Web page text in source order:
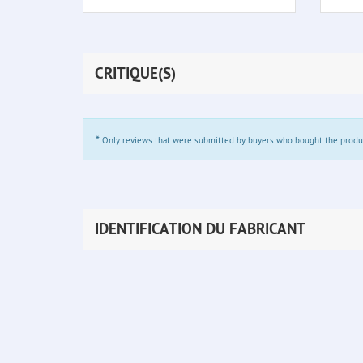
CRITIQUE(S)
* Only reviews that were submitted by buyers who bought the
IDENTIFICATION DU FABRICANT